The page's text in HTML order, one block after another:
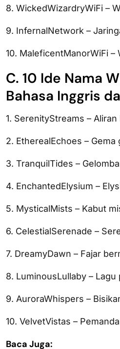
8. WickedWizardryWiFi –
9. InfernalNetwork –
10. MaleficentManorWiFi –
C. 10 Ide Nama
Bahasa Inggris
1. SerenityStreams –
2. EtherealEchoes – Gema
3. TranquilTides –
4. EnchantedElysium –
5. MysticalMists – Kabut
6. CelestialSerenade –
7. DreamyDawn – Fajar
8. LuminousLullaby –
9. AuroraWhispers –
10. VelvetVistas –
Baca Juga: